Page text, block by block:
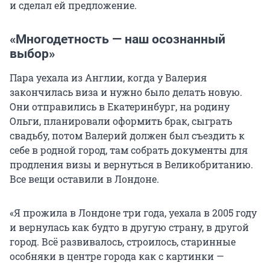
и сделал ей предложение.
«Многодетность — наш осознанный
выбор»
Пара уехала из Англии, когда у Валерия
закончилась виза и нужно было делать новую.
Они отправились в Екатеринбург, на родину
Ольги, планировали оформить брак, сыграть
свадьбу, потом Валерий должен был съездить к
себе в родной город, там собрать документы для
продления визы и вернуться в Великобританию.
Все вещи оставили в Лондоне.
«Я прожила в Лондоне три года, уехала в 2005 году
и вернулась как будто в другую страну, в другой
город. Всё развивалось, строилось, старинные
особняки в центре города как с картинки —